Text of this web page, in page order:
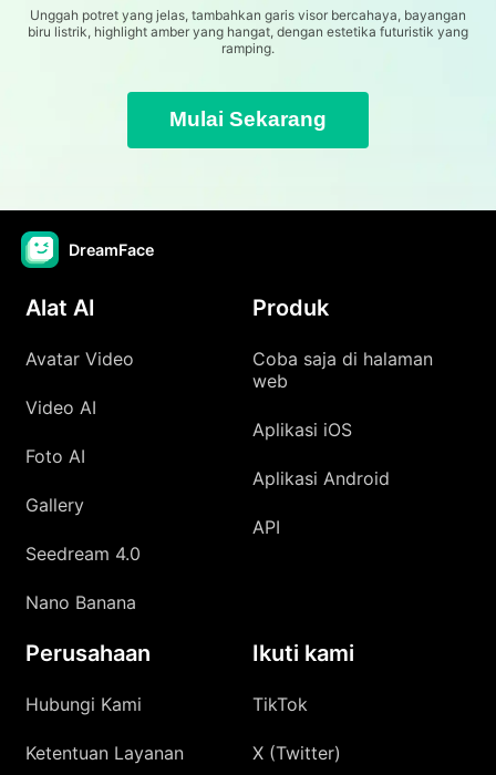
Unggah potret yang jelas, tambahkan garis visor bercahaya, bayangan
biru listrik, highlight amber yang hangat, dengan estetika futuristik yang
ramping.
Mulai Sekarang
DreamFace
Alat AI
Avatar Video
Video AI
Foto AI
Gallery
Seedream 4.0
Nano Banana
Produk
Coba saja di halaman
web
Aplikasi iOS
Aplikasi Android
API
Perusahaan
Hubungi Kami
Ketentuan Layanan
Ikuti kami
TikTok
X (Twitter)